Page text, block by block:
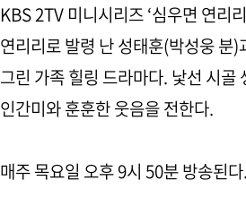
KBS 2TV 미니시리즈 ‘심우면 연리
연리리로 발령 난 성태훈(박성웅 분
그린 가족 힐링 드라마다. 낯선 시
인간미와 훈훈한 웃음을 전한다.
매주 목요일 오후 9시 50분 방송된다.